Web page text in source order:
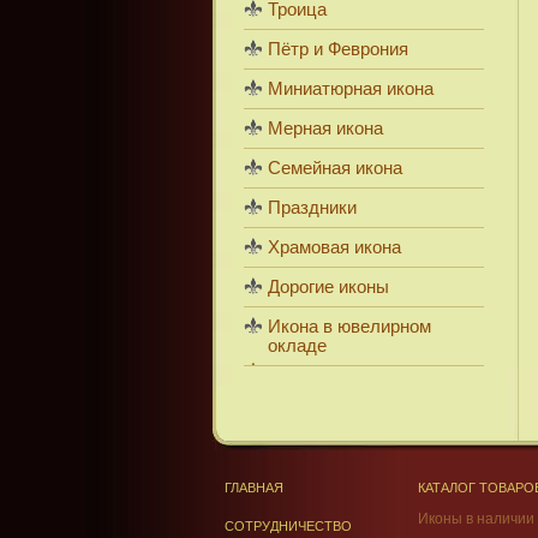
Троица
Пётр и Феврония
Миниатюрная икона
Мерная икона
Семейная икона
Праздники
Храмовая икона
Дорогие иконы
Икона в ювелирном
окладе
ГЛАВНАЯ
СОТРУДНИЧЕСТВО
КАТАЛОГ
Иконы в наличии